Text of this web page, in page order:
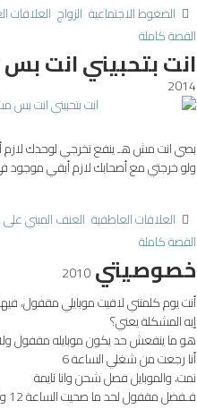
الضغوط الاجتماعية الزواج العلاقات
القصة كاملة
انت بتحبيني انت
2014
بصي انت مش هـ ينفع تخرجي لوحدك
ولو خرجتي مع أصحابك لازم أبقي موجود
العلاقات العاطفية العنف المبني على
القصة كاملة
خصوصيتي 2010
أنت يوم كلمتني لاقيت موبايلي مقفول، فيها
إيه المشكلة يعني؟
هو ما ينفعش حد يكون موبايله مقفول
أنا رجعت من شغلي الساعة 6
نمت، والموبايل فصل شحن وانا نايمة
فـفضل مقفول لحد ما صحيت الساعة 12 وشحنته وفتحته....